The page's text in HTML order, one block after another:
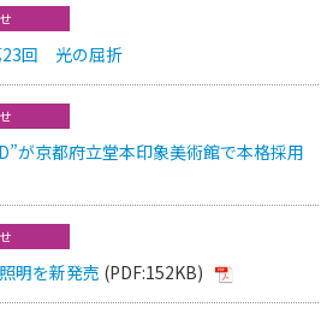
23回 光の屈折
が京都府立堂本印象美術館で本格採用
明を新発売 (PDF:152KB)